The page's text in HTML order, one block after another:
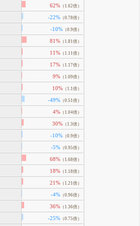
62% （1.62倍）
-22% （0.78倍）
-10% （0.9倍）
81% （1.81倍）
11% （1.11倍）
17% （1.17倍）
9% （1.09倍）
10% （1.1倍）
-49% （0.51倍）
4% （1.04倍）
30% （1.3倍）
-10% （0.9倍）
-5% （0.95倍）
68% （1.68倍）
18% （1.18倍）
21% （1.21倍）
-4% （0.96倍）
36% （1.36倍）
-25% （0.75倍）